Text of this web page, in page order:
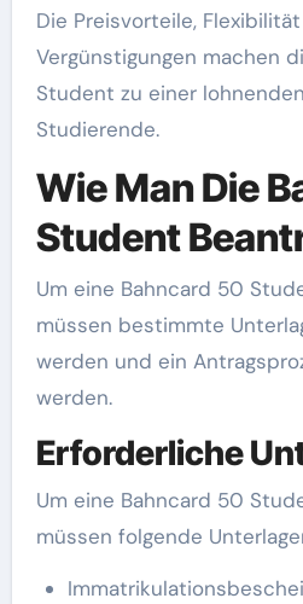
Die Preisvorteile,
Vergünstigungen machen
Student zu einer
Studierende.
Wie Man Die
Student
Um eine Bahncard 50 Student zu beantragen,
müssen bestimmte
werden und ein
werden.
Erforderliche
Um eine Bahncard 50
müssen folgende